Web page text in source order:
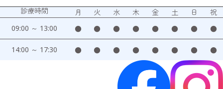
診療時間
月 火 水 木 金 土 日 祝
09:00 ～ 13:00 ● ● ● ● ● ● ● ●
14:00 ～ 17:30 ● ● ● ● ● ● ● ●